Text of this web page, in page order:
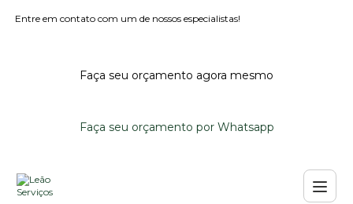
Entre em contato com um de nossos especialistas!
Faça seu orçamento agora mesmo
Faça seu orçamento por Whatsapp